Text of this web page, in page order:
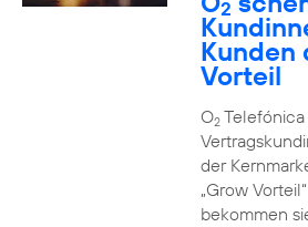
2
Kunden
Vorteil
O2
der
„Grow
bekommen